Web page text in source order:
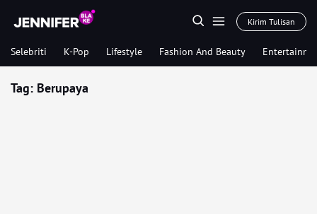
Kirim Tulisan
Selebriti K-Pop Lifestyle Fashion And Beauty
Tag: Berupaya